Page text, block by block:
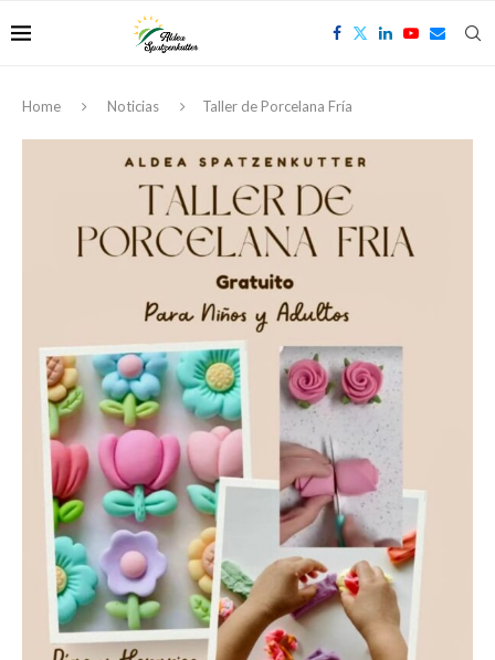
Home Noticias Taller de Porcelana Fría